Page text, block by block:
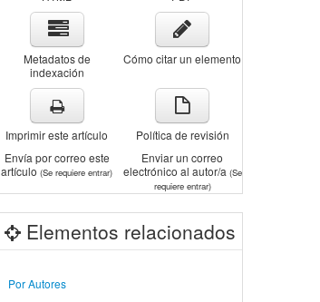
Metadatos de
indexación
Cómo citar un elemento
Imprimir este artículo
Política de revisión
Envía por correo este
artículo(Se requiere entrar)
Enviar un correo
electrónico al autor/a (Se
requiere entrar)
Elementos relacionados
Por Autores